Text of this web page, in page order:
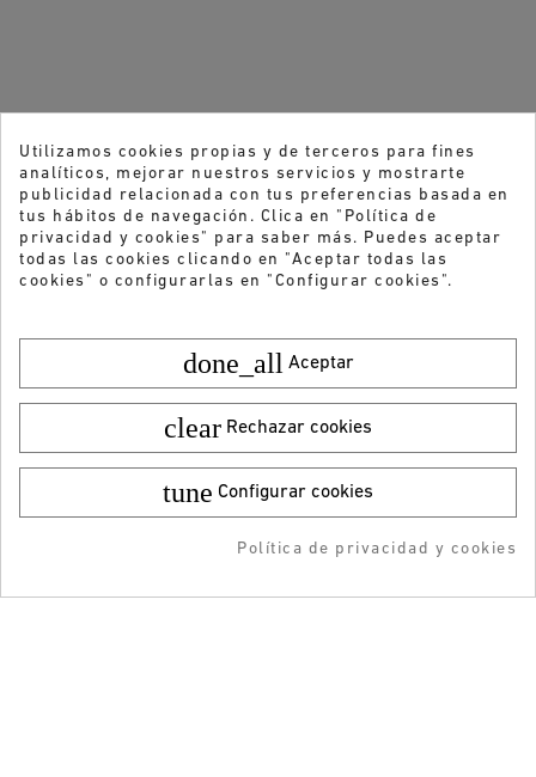
Talla: 25
27,95 €
9,99 € AÑADIR AL CARRITO
RESERVAR
¿Quieres recibir nuestras ofertas y
-5% DTO + Envío Gratis
Utilizamos cookies propias y de terceros para fines
analíticos, mejorar nuestros servicios y mostrarte
publicidad relacionada con tus preferencias basada en
tus hábitos de navegación. Clica en "Política de
privacidad y cookies" para saber más. Puedes aceptar
todas las cookies clicando en "Aceptar todas las
cookies" o configurarlas en "Configurar cookies".
done_all Aceptar
clear Rechazar cookies
tune Configurar cookies
Política de privacidad y cookies